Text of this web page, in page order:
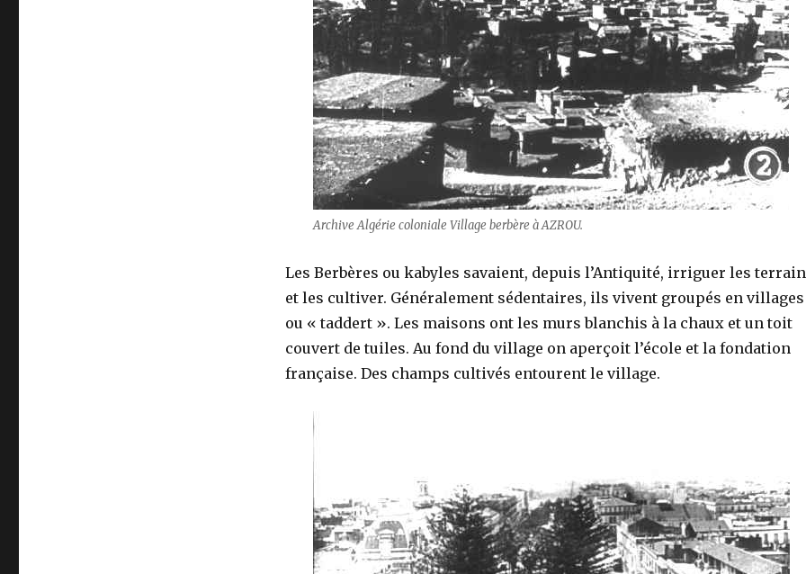
Archive Algérie coloniale Village berbère à AZROU.
Les Berbères ou kabyles savaient, depuis l’Antiquité, irriguer les
et les cultiver. Généralement sédentaires, ils vivent groupés en villages
ou « taddert ». Les maisons ont les murs blanchis à la chaux et un toit
couvert de tuiles. Au fond du village on aperçoit l’école et la fondation
française. Des champs cultivés entourent le village.